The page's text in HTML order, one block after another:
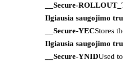
__Secure-
Ilgiausia saugojimo
__Secure-YECStores
Ilgiausia saugojimo
__Secure-YNIDUsed